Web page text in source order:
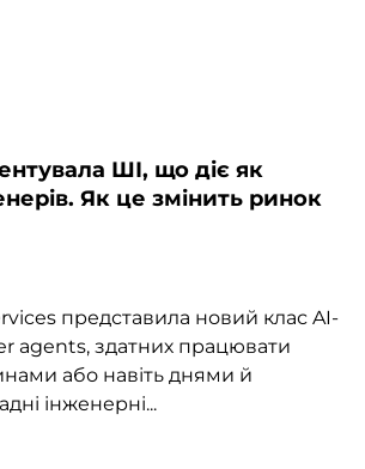
ШІ, що діє як
Як це змінить ринок
представила новий клас AI-
agents, здатних працювати
або навіть днями й
інженерні...